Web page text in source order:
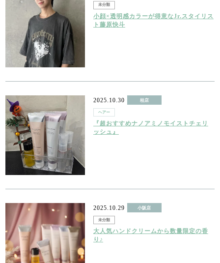
未分類
小顔×透明感カラーが得意なJr.スタイリス
ト藤原快斗
2025.10.30 桂店
ヘアー
『超おすすめナノアミノモイストチェリ
ッシュ』
2025.10.29 小阪店
未分類
大人気ハンドクリームから数量限定の香
り♪